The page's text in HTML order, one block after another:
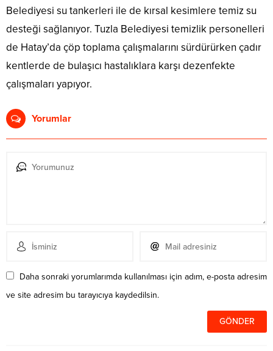
Belediyesi su tankerleri ile de kırsal kesimlere temiz su
desteği sağlanıyor. Tuzla Belediyesi temizlik personelleri
de Hatay’da çöp toplama çalışmalarını sürdürürken çadır
kentlerde de bulaşıcı hastalıklara karşı dezenfekte
çalışmaları yapıyor.
Yorumlar
Daha sonraki yorumlarımda kullanılması için adım, e-posta adresim
ve site adresim bu tarayıcıya kaydedilsin.